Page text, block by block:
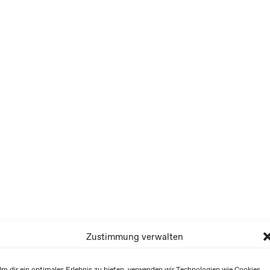
Zustimmung verwalten